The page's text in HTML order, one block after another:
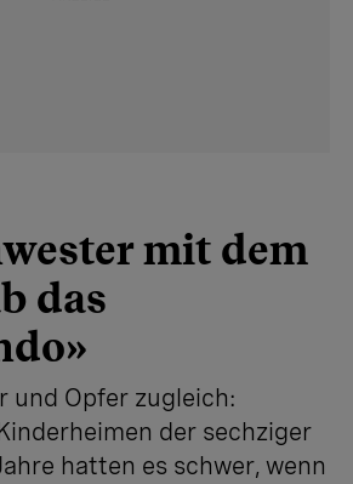
mit dem
das
und Opfer zugleich:
der sechziger
hatten es schwer, wenn